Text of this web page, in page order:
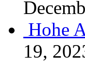
Hohe
19,